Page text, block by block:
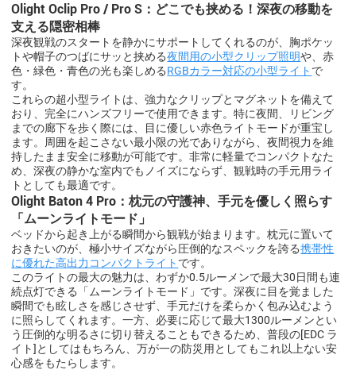
Olight Oclip Pro / Pro S：どこでも挟める！深夜の移動を
支える隠密相棒
深夜観戦のスタートを静かにサポートしてくれるのが、胸ポケッ
トや帽子のつばにサッと挟める夜間用の小型クリップ照明や、赤
色・緑色・青色の光も楽しめるRGBカラー対応の小型ライト で
す。
これらの超小型ライトは、強力なクリップとマグネットを備えて
おり、完全にハンズフリーで使用できます。特に夜間、リビング
までの廊下を歩く際には、目に優しい赤色ライトモードが重宝し
ます。周囲を起こさない最小限の光でありながら、夜間視力を維
持したまま安全に移動が可能です。非常に軽量でコンパクトなた
め、深夜の静かな室内でもノイズにならず、観戦時の手元用ライ
トとしても最適です。
Olight Baton 4 Pro：枕元の守護神、手元を優しく照らす
「ムーンライトモード」
ベッドから起き上がる瞬間から観戦が始まります。枕元に置いて
おきたいのが、極小サイズながら圧倒的なスペックを誇る携帯性
に優れた高出力コンパクトライト です。
このライトの最大の魅力は、わずか0.5ルーメンで最大30日間も連
続点灯できる「ムーンライトモード」です。深夜に目を覚ました
瞬間でも眩しさを感じさせず、手元だけを柔らかく包み込むよう
に照らしてくれます。一方、必要に応じて最大1300ルーメンとい
う圧倒的な明るさに切り替えることもできるため、普段の[EDC ラ
イト]としてはもちろん、万が一の防災用としてもこれ以上ない安
心感をもたらします。